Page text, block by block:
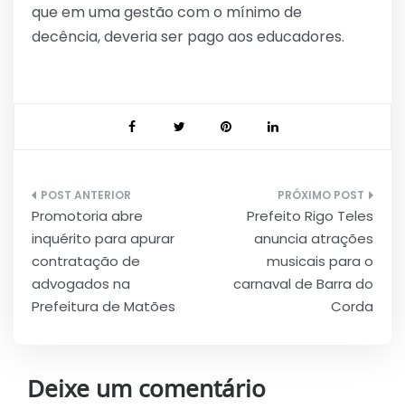
que em uma gestão com o mínimo de
decência, deveria ser pago aos educadores.
Navegação
de
Post
Promotoria abre
inquérito para apurar
contratação de
advogados na
Prefeitura de Matões
Prefeito Rigo Teles
anuncia atrações
musicais para o
carnaval de Barra do
Corda
Deixe um comentário